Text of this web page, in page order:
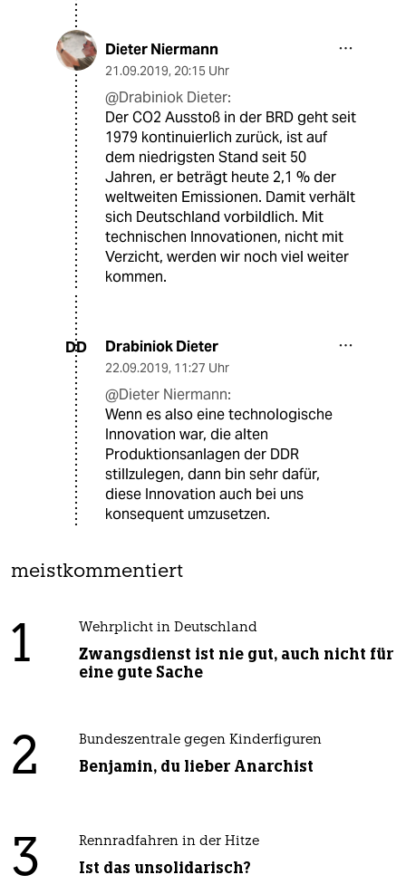
Dieter Niermann
21.09.2019, 20:15 Uhr
@Drabiniok Dieter:
Der CO2 Ausstoß in der BRD geht seit
1979 kontinuierlich zurück, ist auf
dem niedrigsten Stand seit 50
Jahren, er beträgt heute 2,1 % der
weltweiten Emissionen. Damit verhält
sich Deutschland vorbildlich. Mit
technischen Innovationen, nicht mit
Verzicht, werden wir noch viel weiter
kommen.
DD Drabiniok Dieter
22.09.2019, 11:27 Uhr
@Dieter Niermann:
Wenn es also eine technologische
Innovation war, die alten
Produktionsanlagen der DDR
stillzulegen, dann bin sehr dafür,
diese Innovation auch bei uns
konsequent umzusetzen.
meistkommentiert
1 Wehrplicht in Deutschland
Zwangsdienst ist nie gut, auch nicht für
eine gute Sache
2 Bundeszentrale gegen Kinderfiguren
Benjamin, du lieber Anarchist
3 Rennradfahren in der Hitze
Ist das unsolidarisch?